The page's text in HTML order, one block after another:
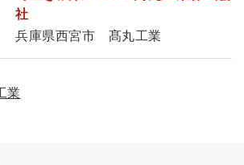
社
兵庫県西宮市 髙丸工業
業